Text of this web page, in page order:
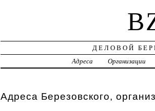
ДЕЛОВОЙ
Адреса
Организации
Адреса Березовского,